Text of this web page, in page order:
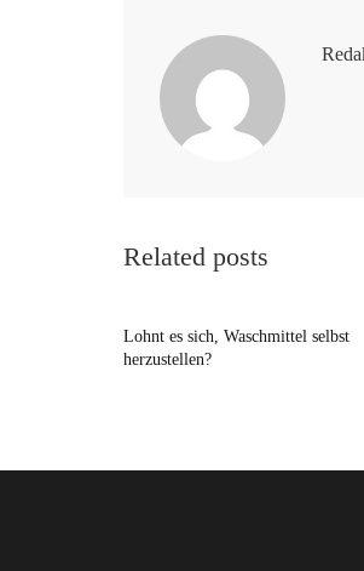
Related posts
Lohnt es sich, Waschmittel selbst
herzustellen?